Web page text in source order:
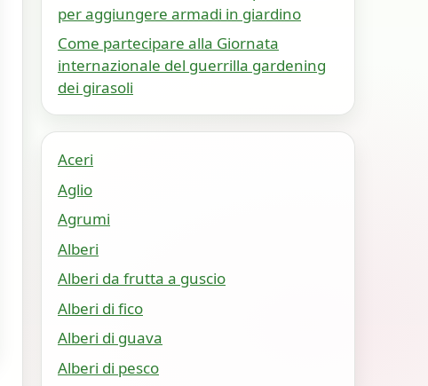
per aggiungere armadi in giardino
Come partecipare alla Giornata
internazionale del guerrilla gardening
dei girasoli
Aceri
Aglio
Agrumi
Alberi
Alberi da frutta a guscio
Alberi di fico
Alberi di guava
Alberi di pesco